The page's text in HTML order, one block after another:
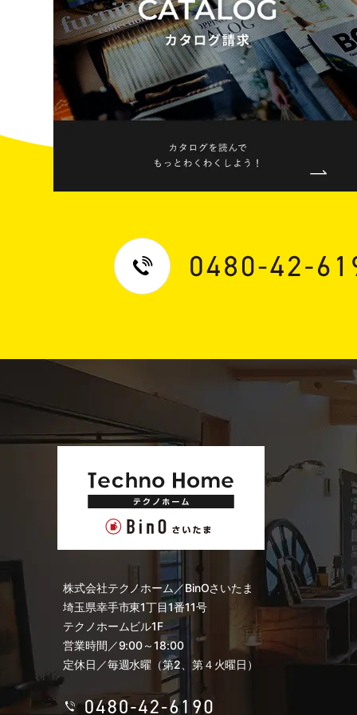
株式会社テクノホーム／BinOさいたま
埼玉県幸手市東1丁目1番11号
テクノホームビル1F
営業時間／9:00～18:00
定休日／毎週水曜（第2、第４火曜日）